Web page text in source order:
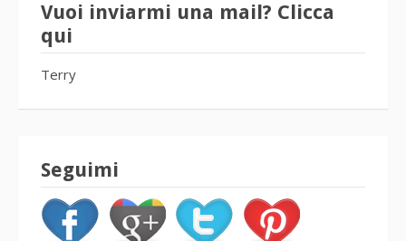
Vuoi inviarmi una mail? Clicca
qui
Terry
Seguimi